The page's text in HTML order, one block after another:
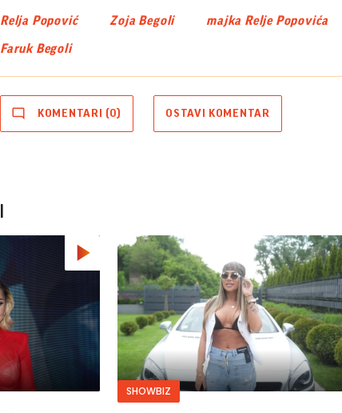
Relja Popović Zoja Begoli majka Relje Popovića
Faruk Begoli
KOMENTARI (0) OSTAVI KOMENTAR
SHOWBIZ